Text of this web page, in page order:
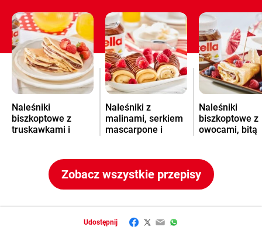
Naleśniki
biszkoptowe z
truskawkami i
Naleśniki z
malinami, serkiem
mascarpone i
Naleśniki
biszkoptowe z
owocami, bitą
Zobacz wszystkie przepisy
Udostępnij Facebook
Twitter
EmailWhatsApp